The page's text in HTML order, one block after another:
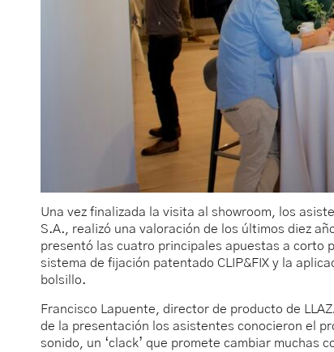
Una vez finalizada la visita al showroom, los
S.A., realizó una valoración de los últimos diez
presentó las cuatro principales apuestas a corto
sistema de fijación patentado CLIP&FIX y la
bolsillo.
Francisco Lapuente, director de producto de
de la presentación los asistentes conocieron el
sonido, un ‘clack’ que promete cambiar muchas